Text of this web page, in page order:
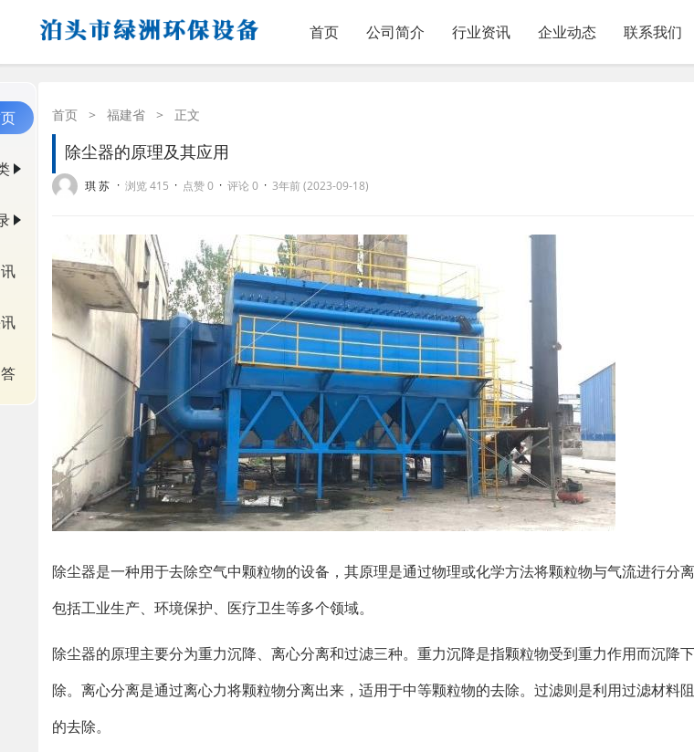
首页 公司简介 行业资讯 企业动态 联系我们
首页 > 福建省 > 正文
除尘器的原理及其应用
琪 苏 · 浏览 415 · 点赞 0 · 评论 0 · 3年前 (2023-09-18)
除尘器是一种用于去除空气中颗粒物的设备，其原理是通过物理或化学方法将颗粒物与气流进行分
包括工业生产、环境保护、医疗卫生等多个领域。
除尘器的原理主要分为重力沉降、离心分离和过滤三种。重力沉降是指颗粒物受到重力作用而沉降
除。离心分离是通过离心力将颗粒物分离出来，适用于中等颗粒物的去除。过滤则是利用过滤材料
的去除。